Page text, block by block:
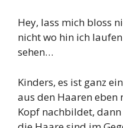
Hey, lass mich bloss
nicht wo hin ich
sehen…
Kinders, es ist ganz
aus den Haaren eben
Kopf nachbildet,